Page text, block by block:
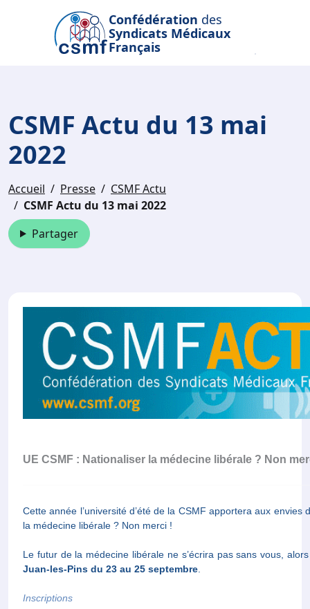
Passer au contenu principal
Confédération des
Syndicats Médicaux
Français
CSMF Actu du 13 mai
2022
Accueil Presse
CSMF Actu
CSMF Actu du 13 mai 2022
Partager
UE CSMF : Nationaliser la médecine libérale ? Non
Cette année l’université d’été de la CSMF apportera aux
la médecine libérale ? Non merci !
Le futur de la médecine libérale ne s’écrira pas sans vous,
Juan-les-Pins du 23 au 25 septembre
Inscriptions